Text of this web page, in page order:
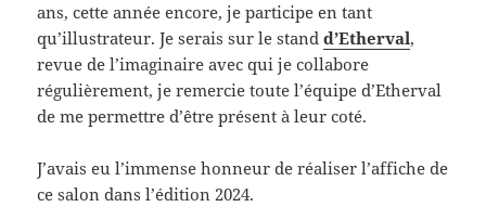
ans, cette année encore, je participe en tant
qu’illustrateur. Je serais sur le standd’Etherval,
revue de l’imaginaire avec qui je collabore
régulièrement, je remercie toute l’équipe d’Etherval
de me permettre d’être présent à leur coté.
J’avais eu l’immense honneur de réaliser l’affiche de
ce salon dans l’édition 2024.